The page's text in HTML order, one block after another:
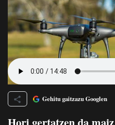
Gehitu gaitzazu Googlen